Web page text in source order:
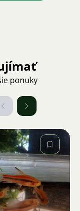
ponuky